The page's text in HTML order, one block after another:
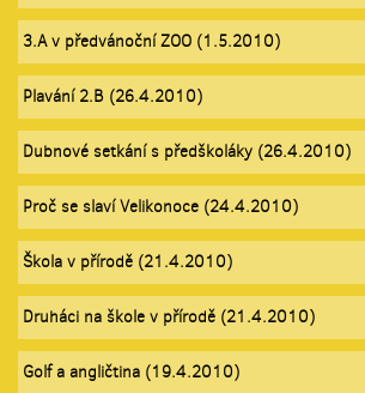
3.A v předvánoční ZOO (1.5.2010)
Plavání 2.B (26.4.2010)
Dubnové setkání s předškoláky (26.4.2010)
Proč se slaví Velikonoce (24.4.2010)
Škola v přírodě (21.4.2010)
Druháci na škole v přírodě (21.4.2010)
Golf a angličtina (19.4.2010)